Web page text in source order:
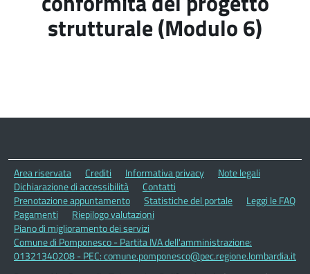
strutturale (Modulo 6)
Area riservata Crediti Informativa privacy
Note legali
Dichiarazione di accessibilità
Contatti
Prenotazione appuntamento
Statistiche del portale
Leggi le FAQ
Pagamenti
Riepilogo valutazioni
Piano di miglioramento dei servizi
Comune di Pomponesco - Partita IVA dell'amministrazione:
01321340208 - PEC: comune.pomponesco@pec.regione.lombardia.it